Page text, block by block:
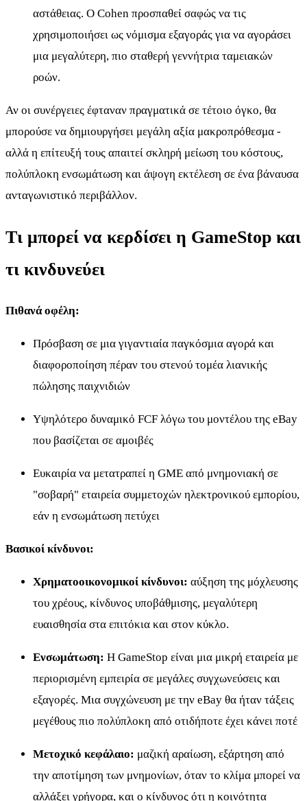
αστάθειας. Ο Cohen προσπαθεί σαφώς να τις
χρησιμοποιήσει ως νόμισμα εξαγοράς για να αγοράσει
μια μεγαλύτερη, πιο σταθερή γεννήτρια ταμειακών
ροών.
Αν οι συνέργειες έφταναν πραγματικά σε τέτοιο όγκο, θα
μπορούσε να δημιουργήσει μεγάλη αξία μακροπρόθεσμα -
αλλά η επίτευξή τους απαιτεί σκληρή μείωση του κόστους,
πολύπλοκη ενσωμάτωση και άψογη εκτέλεση σε ένα βάναυσα
ανταγωνιστικό περιβάλλον.
Τι μπορεί να κερδίσει η GameStop και
τι κινδυνεύει
Πιθανά οφέλη:
Πρόσβαση σε μια γιγαντιαία παγκόσμια αγορά και
διαφοροποίηση πέραν του στενού τομέα λιανικής
πώλησης παιχνιδιών
Υψηλότερο δυναμικό FCF λόγω του μοντέλου της eBay
που βασίζεται σε αμοιβές
Ευκαιρία να μετατραπεί η GME από μνημονιακή σε
"σοβαρή" εταιρεία συμμετοχών ηλεκτρονικού εμπορίου,
εάν η ενσωμάτωση πετύχει
Βασικοί κίνδυνοι:
Χρηματοοικονομικοί κίνδυνοι: αύξηση της μόχλευσης
του χρέους, κίνδυνος υποβάθμισης, μεγαλύτερη
ευαισθησία στα επιτόκια και στον κύκλο.
Ενσωμάτωση: Η GameStop είναι μια μικρή εταιρεία με
περιορισμένη εμπειρία σε μεγάλες συγχωνεύσεις και
εξαγορές. Μια συγχώνευση με την eBay θα ήταν τάξεις
μεγέθους πιο πολύπλοκη από οτιδήποτε έχει κάνει ποτέ
Μετοχικό κεφάλαιο: μαζική αραίωση, εξάρτηση από
την αποτίμηση των μνημονίων, όταν το κλίμα μπορεί να
αλλάξει γρήγορα, και ο κίνδυνος ότι η κοινότητα